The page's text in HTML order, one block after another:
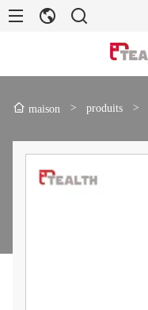
maison > produits >